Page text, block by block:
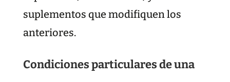
suplementos que modifiquen los
anteriores.
Condiciones particulares de una